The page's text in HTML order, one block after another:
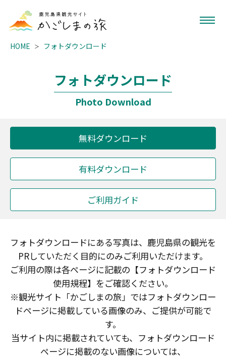
HOME フォトダウンロード
フォトダウンロード
Photo Download
無料ダウンロード
有料ダウンロード
ご利用ガイド
フォトダウンロードにある写真は、鹿児島県の観光を
PRしていただく目的にのみご利用いただけます。
ご利用の際は各ページに記載の【フォトダウンロード
使用規程】をご確認ください。
※観光サイト「かごしまの旅」ではフォトダウンロー
ドページに掲載している画像のみ、ご提供が可能で
す。
当サイト内に掲載されていても、フォトダウンロード
ページに掲載のない画像については、